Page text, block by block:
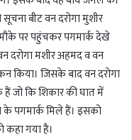
बीट वन दरोगा मुशीर
पर पहुंचकर पगमार्क देखे
दरोगा मशीर अहमद व वन
किया। जिसके बाद वन दरोगा
जो कि शिकार की घात में
पगमार्क मिले हैं। इसको
कहा गया है।